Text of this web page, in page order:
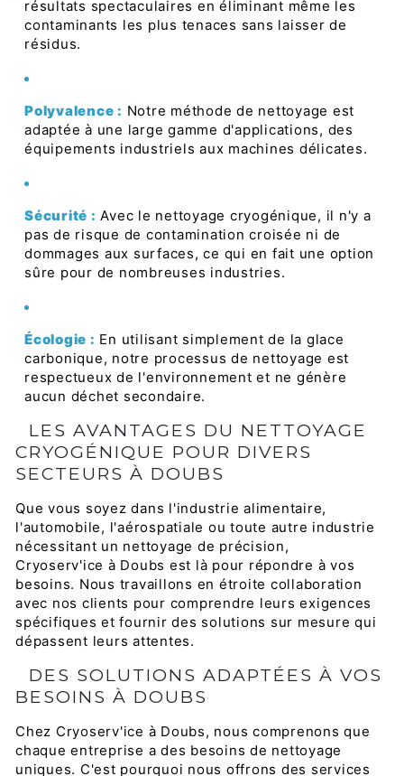
résultats spectaculaires en éliminant même les
contaminants les plus tenaces sans laisser de
résidus.
Polyvalence : Notre méthode de nettoyage est
adaptée à une large gamme d'applications, des
équipements industriels aux machines délicates.
Sécurité : Avec le nettoyage cryogénique, il n'y a
pas de risque de contamination croisée ni de
dommages aux surfaces, ce qui en fait une option
sûre pour de nombreuses industries.
Écologie : En utilisant simplement de la glace
carbonique, notre processus de nettoyage est
respectueux de l'environnement et ne génère
aucun déchet secondaire.
LES AVANTAGES DU NETTOYAGE
CRYOGÉNIQUE POUR DIVERS
SECTEURS À DOUBS
Que vous soyez dans l'industrie alimentaire,
l'automobile, l'aérospatiale ou toute autre industrie
nécessitant un nettoyage de précision,
Cryoserv'ice à Doubs est là pour répondre à vos
besoins. Nous travaillons en étroite collaboration
avec nos clients pour comprendre leurs exigences
spécifiques et fournir des solutions sur mesure qui
dépassent leurs attentes.
DES SOLUTIONS ADAPTÉES À VOS
BESOINS À DOUBS
Chez Cryoserv'ice à Doubs, nous comprenons que
chaque entreprise a des besoins de nettoyage
uniques. C'est pourquoi nous offrons des services